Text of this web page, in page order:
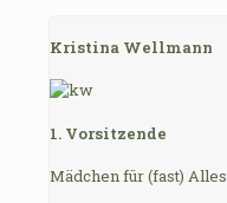
Kristina Wellmann
1. Vorsitzende
Mädchen für (fast) Alles